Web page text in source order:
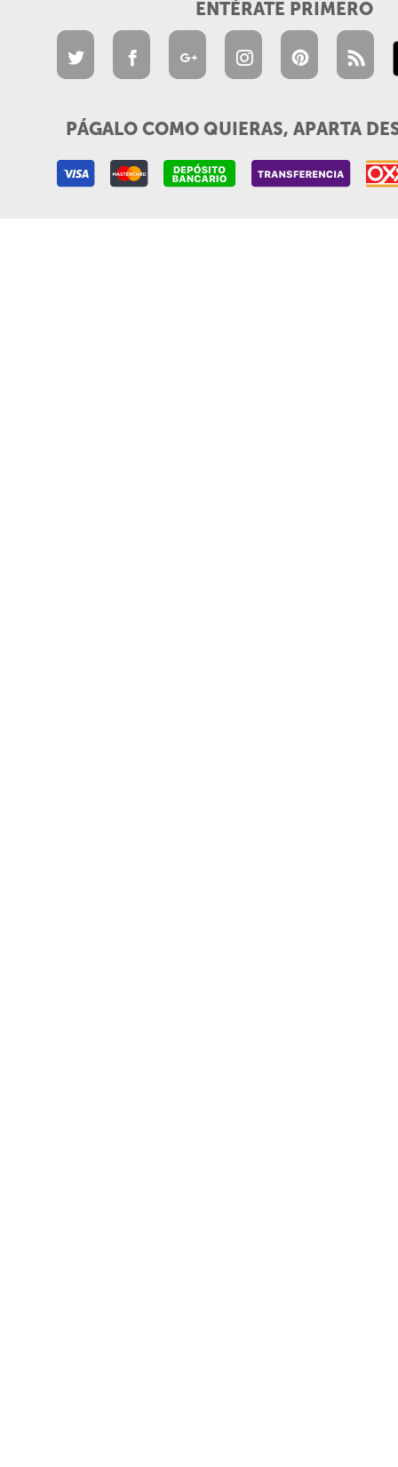
ENTÉRATE PRIMERO
PÁGALO COMO QUIERAS, APARTA